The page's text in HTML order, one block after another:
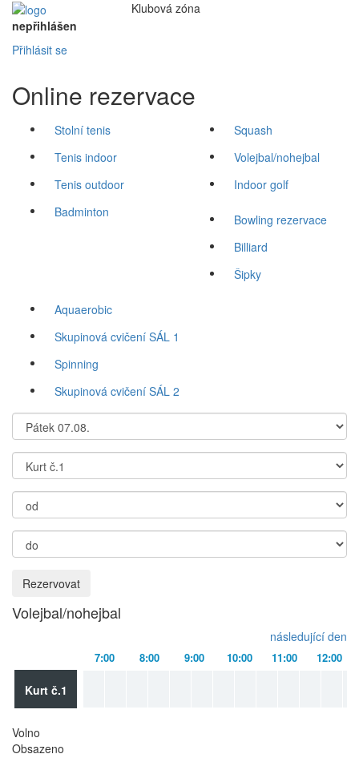
Klubová zóna
nepřihlášen
Přihlásit se
Online rezervace
Stolní tenis
Tenis indoor
Tenis outdoor
Badminton
Squash
Volejbal/nohejbal
Indoor golf
Bowling rezervace
Billiard
Šipky
Aquaerobic
Skupinová cvičení SÁL 1
Spinning
Skupinová cvičení SÁL 2
Rezervovat
Volejbal/nohejbal
následující den
7:00 8:00 9:00 10:00 11:00 12:00
Kurt č.1
Volno
Obsazeno